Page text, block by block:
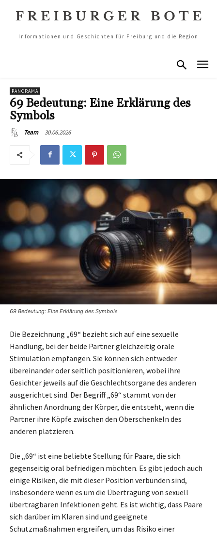
Informationen und Geschichten für Freiburg und die Region
PANORAMA
69 Bedeutung: Eine Erklärung des
Symbols
Team 30.06.2026
69 Bedeutung: Eine Erklärung des Symbols
Die Bezeichnung „69“ bezieht sich auf eine sexuelle
Handlung, bei der beide Partner gleichzeitig orale
Stimulation empfangen. Sie können sich entweder
übereinander oder seitlich positionieren, wobei ihre
Gesichter jeweils auf die Geschlechtsorgane des anderen
ausgerichtet sind. Der Begriff „69“ stammt von der
ähnlichen Anordnung der Körper, die entsteht, wenn die
Partner ihre Köpfe zwischen den Oberschenkeln des
anderen platzieren.
Die „69“ ist eine beliebte Stellung für Paare, die sich
gegenseitig oral befriedigen möchten. Es gibt jedoch auch
einige Risiken, die mit dieser Position verbunden sind,
insbesondere wenn es um die Übertragung von sexuell
übertragbaren Infektionen geht. Es ist wichtig, dass Paare
sich darüber im Klaren sind und geeignete
Schutzmaßnahmen ergreifen, um das Risiko einer